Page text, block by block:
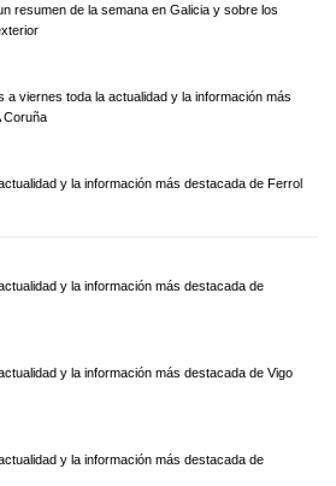
resumen de la semana en Galicia y sobre los
a viernes toda la actualidad y la información más
Coruña
y la información más destacada de Ferrol
y la información más destacada de
y la información más destacada de Vigo
y la información más destacada de